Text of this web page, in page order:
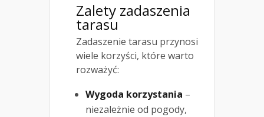
Zalety zadaszenia
tarasu
Zadaszenie tarasu przynosi
wiele korzyści, które warto
rozważyć:
Wygoda korzystania –
niezależnie od pogody,